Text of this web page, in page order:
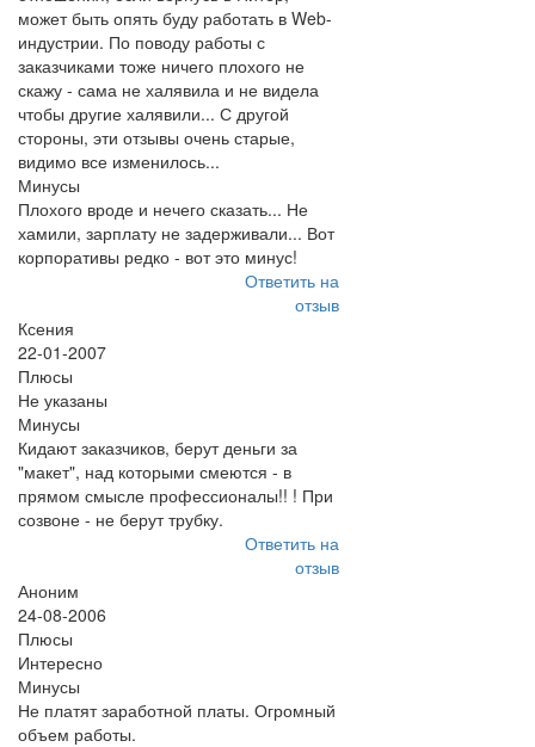
может быть опять буду работать в Web-
индустрии. По поводу работы с
заказчиками тоже ничего плохого не
скажу - сама не халявила и не видела
чтобы другие халявили... С другой
стороны, эти отзывы очень старые,
видимо все изменилось...
Минусы
Плохого вроде и нечего сказать... Не
хамили, зарплату не задерживали... Вот
корпоративы редко - вот это минус!
Ответить на
отзыв
Ксения
22-01-2007
Плюсы
Не указаны
Минусы
Кидают заказчиков, берут деньги за
"макет", над которыми смеются - в
прямом смысле профессионалы!! ! При
созвоне - не берут трубку.
Ответить на
отзыв
Аноним
24-08-2006
Плюсы
Интересно
Минусы
Не платят заработной платы. Огромный
объем работы.